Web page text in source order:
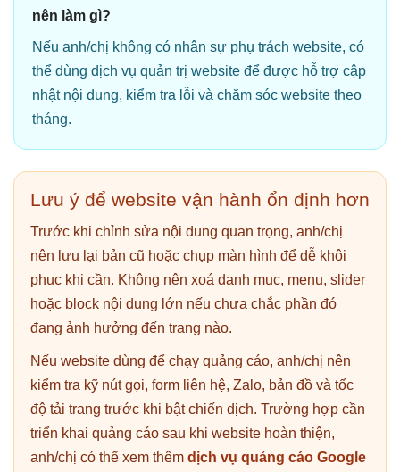
nên làm gì?
Nếu anh/chị không có nhân sự phụ trách website, có
thể dùng dịch vụ quản trị website để được hỗ trợ cập
nhật nội dung, kiểm tra lỗi và chăm sóc website theo
tháng.
Lưu ý để website vận hành ổn định hơn
Trước khi chỉnh sửa nội dung quan trọng, anh/chị
nên lưu lại bản cũ hoặc chụp màn hình để dễ khôi
phục khi cần. Không nên xoá danh mục, menu, slider
hoặc block nội dung lớn nếu chưa chắc phần đó
đang ảnh hưởng đến trang nào.
Nếu website dùng để chạy quảng cáo, anh/chị nên
kiểm tra kỹ nút gọi, form liên hệ, Zalo, bản đồ và tốc
độ tải trang trước khi bật chiến dịch. Trường hợp cần
triển khai quảng cáo sau khi website hoàn thiện,
anh/chị có thể xem thêm dịch vụ quảng cáo Google